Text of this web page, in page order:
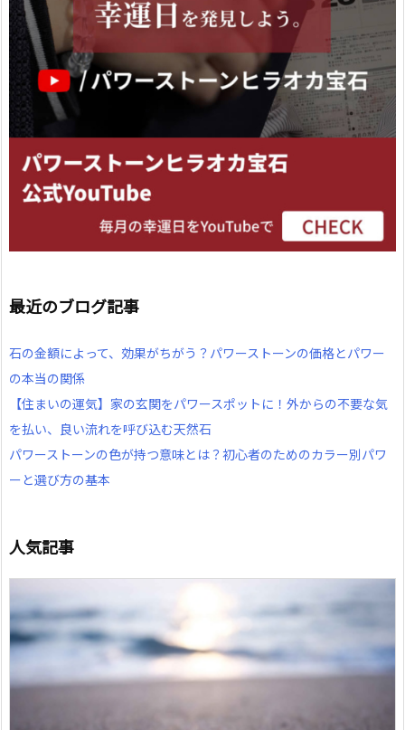
最近のブログ記事
石の金額によって、効果がちがう？パワーストーンの価格とパワー
の本当の関係
【住まいの運気】家の玄関をパワースポットに！外からの不要な気
を払い、良い流れを呼び込む天然石
パワーストーンの色が持つ意味とは？初心者のためのカラー別パワ
ーと選び方の基本
人気記事